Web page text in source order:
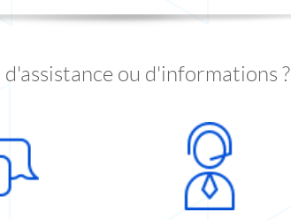
d'assistance ou d'informations ?